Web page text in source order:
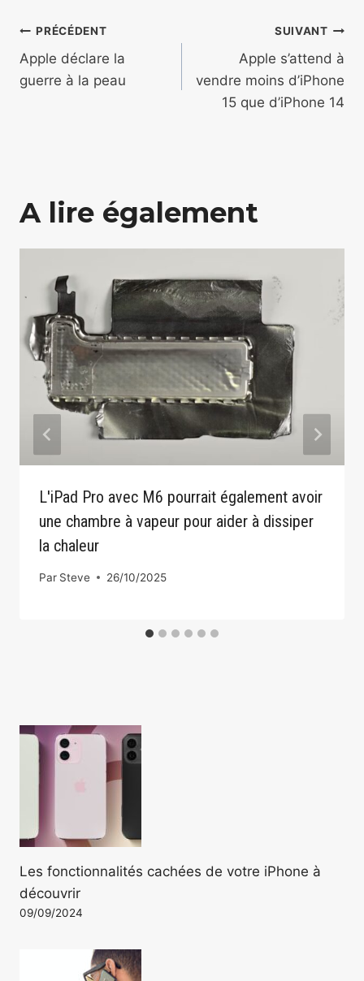
Navigation
de
l’article
PRÉCÉDENT
Apple déclare la
guerre à la peau
SUIVANT
Apple s’attend à
vendre moins d’iPhone
15 que d’iPhone 14
A lire également
L'iPad Pro avec M6 pourrait également avoir
une chambre à vapeur pour aider à dissiper
la chaleur
Par Steve 26/10/2025
Les fonctionnalités cachées de votre iPhone à
découvrir
09/09/2024